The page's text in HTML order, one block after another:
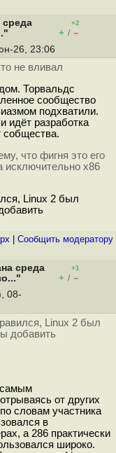
+2
+ / –
26, 23:06
не вливал
Торвальдс
сообщество
подхватили.
идёт разработка
собщества.
что фигня это его
исключительно x86
Linux 2 был
Cообщить модератору
среда
+1
+ / –
08-
Linux 2 был
добавить
самым
от других
словам участника
в
а 286 практически
широко.